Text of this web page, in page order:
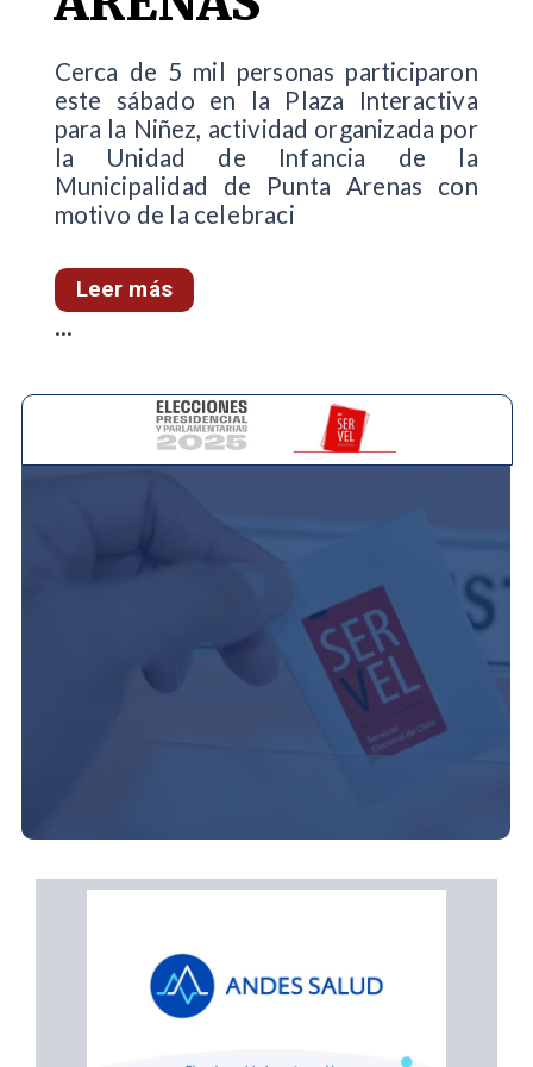
Cerca de 5 mil personas participaron
este sábado en la Plaza Interactiva
para la Niñez, actividad organizada por
la Unidad de Infancia de la
Municipalidad de Punta Arenas con
motivo de la celebraci
Leer más
...